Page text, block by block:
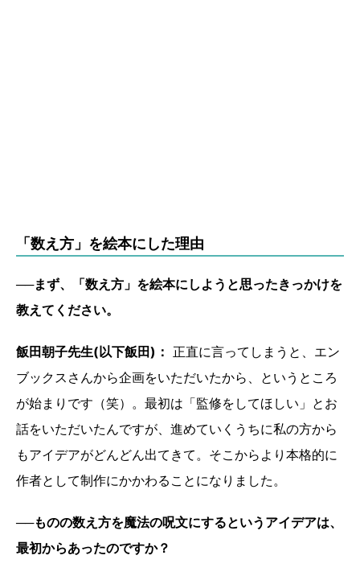
「数え方」を絵本にした理由
──まず、「数え方」を絵本にしようと思ったきっかけを
教えてください。
飯田朝子先生(以下飯田)： 正直に言ってしまうと、エン
ブックスさんから企画をいただいたから、というところ
が始まりです（笑）。最初は「監修をしてほしい」とお
話をいただいたんですが、進めていくうちに私の方から
もアイデアがどんどん出てきて。そこからより本格的に
作者として制作にかかわることになりました。
──ものの数え方を魔法の呪文にするというアイデアは、
最初からあったのですか？